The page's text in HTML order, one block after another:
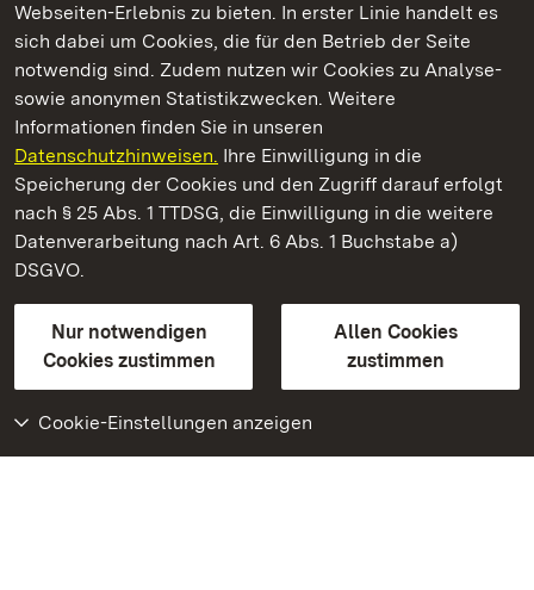
Webseiten-Erlebnis zu bieten. In erster Linie handelt es
sich dabei um Cookies, die für den Betrieb der Seite
notwendig sind. Zudem nutzen wir Cookies zu Analyse-
sowie anonymen Statistikzwecken. Weitere
Informationen finden Sie in unseren
Datenschutzhinweisen. Ihre Einwilligung in die
Speicherung der Cookies und den Zugriff darauf erfolgt
nach § 25 Abs. 1 TTDSG, die Einwilligung in die weitere
Datenverarbeitung nach Art. 6 Abs. 1 Buchstabe a)
DSGVO.
Nur notwendigen
Cookies zustimmen
Allen Cookies
zustimmen
Cookie-Einstellungen anzeigen
Kommen. Staunen. Genießen.
Staatliche Schlösser und Gärten Baden‑Württemberg
Staatliche Schlösser und Gärten Baden-Württemberg
Kontakt
GebärdenspracheLeichte Sprache
Erklärung zur Barrierefreiheit
BITV-konform (geprüfte Seiten)
Weiteres